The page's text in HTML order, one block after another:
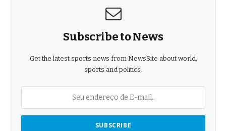
Subscribe to News
Get the latest sports news from NewsSite about world,
sports and politics.